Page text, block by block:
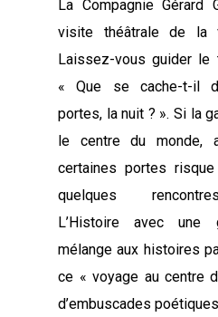
La Compagnie Gérard
visite théâtrale de la
Laissez-vous guider le
« Que se cache-t-il
portes, la nuit ? ». Si la
le centre du monde,
certaines portes
quelques
L’Histoire avec une
mélange aux histoires
ce « voyage au centre
d’embuscades